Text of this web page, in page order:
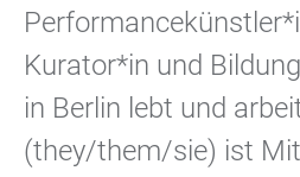
Kurator*in und
in Berlin lebt und
(they/them/sie) ist